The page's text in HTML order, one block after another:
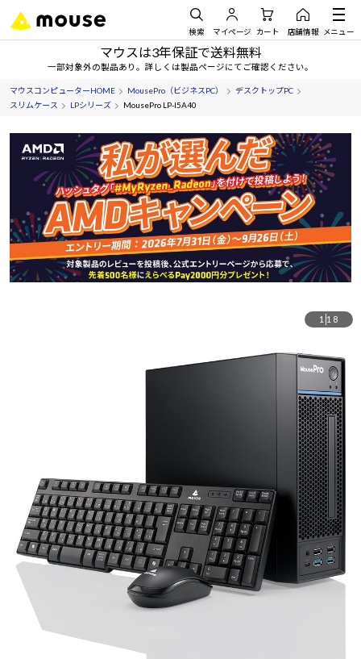
検索 マイページ カート 店舗情報 メニュー
マウスは3年保証で送料無料
一部対象外の製品あり。詳しくは製品ページにてご確認ください。
マウスコンピューターHOME MousePro（ビジネスPC）
デスクトップPC
スリムケース
LPシリーズ MousePro LP-I5A40
1 18